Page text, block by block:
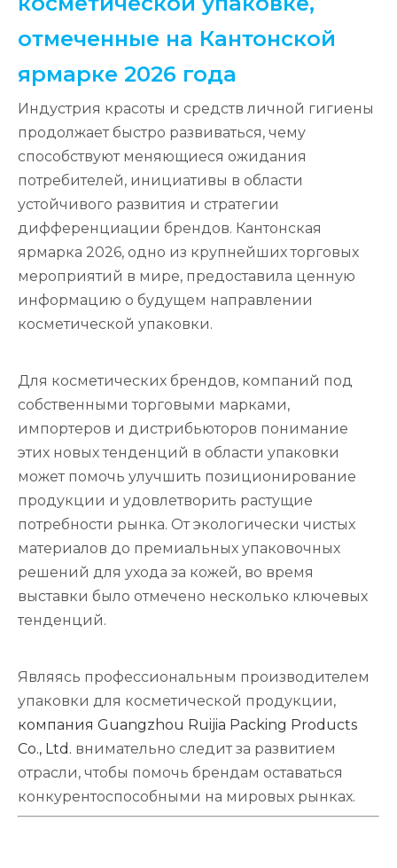
отмеченные на Кантонской
ярмарке 2026 года
Индустрия красоты и средств личной гигиены
продолжает быстро развиваться, чему
способствуют меняющиеся ожидания
потребителей, инициативы в области
устойчивого развития и стратегии
дифференциации брендов. Кантонская
ярмарка 2026, одно из крупнейших торговых
мероприятий в мире, предоставила ценную
информацию о будущем направлении
косметической упаковки.
Для косметических брендов, компаний под
собственными торговыми марками,
импортеров и дистрибьюторов понимание
этих новых тенденций в области упаковки
может помочь улучшить позиционирование
продукции и удовлетворить растущие
потребности рынка. От экологически чистых
материалов до премиальных упаковочных
решений для ухода за кожей, во время
выставки было отмечено несколько ключевых
тенденций.
Являясь профессиональным производителем
упаковки для косметической продукции,
компания Guangzhou Ruijia Packing Products
Co., Ltd. внимательно следит за развитием
отрасли, чтобы помочь брендам оставаться
конкурентоспособными на мировых рынках.